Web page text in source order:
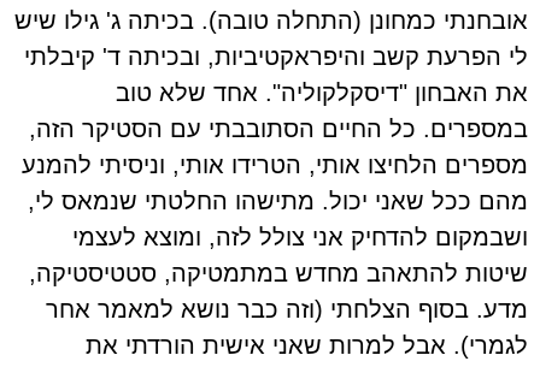
אובחנתי כמחונן (התחלה טובה). בכיתה ג' גילו שיש
לי הפרעת קשב והיפראקטיביות, ובכיתה ד' קיבלתי
את האבחון "דיסקלקוליה". אחד שלא טוב
במספרים. כל החיים הסתובבתי עם הסטיקר הזה,
מספרים הלחיצו אותי, הטרידו אותי, וניסיתי להמנע
מהם ככל שאני יכול. מתישהו החלטתי שנמאס לי,
ושבמקום להדחיק אני צולל לזה, ומוצא לעצמי
שיטות להתאהב מחדש במתמטיקה, סטטיסטיקה,
מדע. בסוף הצלחתי (וזה כבר נושא למאמר אחר
לגמרי). אבל למרות שאני אישית הורדתי את